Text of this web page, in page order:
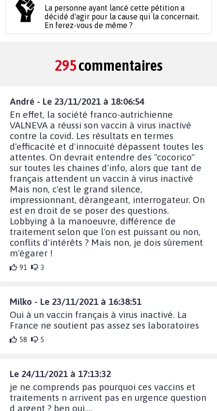
La personne ayant lancé cette pétition a
décidé d'agir pour la cause qui la concernait.
En ferez-vous de même ?
295commentaires
André - Le 23/11/2021 à 18:06:54
En effet, la société franco-autrichienne
VALNEVA a réussi son vaccin à virus inactivé
contre la covid. Les résultats en termes
d'efficacité et d'innocuité dépassent toutes les
attentes. On devrait entendre des "cocorico"
sur toutes les chaines d'info, alors que tant de
français attendent un vaccin à virus inactivé
Mais non, c'est le grand silence,
impressionnant, dérangeant, interrogateur. On
est en droit de se poser des questions.
Lobbying à la manoeuvre, différence de
traitement selon que l'on est puissant ou non,
conflits d'intérêts ? Mais non, je dois sûrement
m'égarer !
91 3
Milko - Le 23/11/2021 à 16:38:51
Oui à un vaccin français à virus inactivé. La
France ne soutient pas assez ses laboratoires
58 5
Le 24/11/2021 à 17:13:32
je ne comprends pas pourquoi ces vaccins et
traitements n arrivent pas en urgence question
d argent ? ben oui....